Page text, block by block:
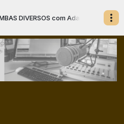
com Adamastor o Locutor das